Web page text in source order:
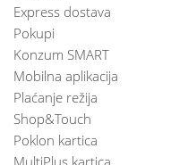
Express dostava
Pokupi
Konzum SMART
Mobilna aplikacija
Plaćanje režija
Shop&Touch
Poklon kartica
MultiPlus kartica